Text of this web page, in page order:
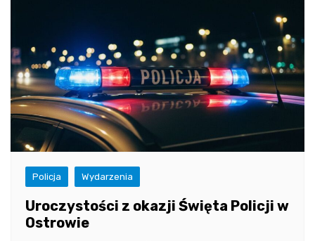
Policja Wydarzenia
Uroczystości z okazji Święta Policji w
Ostrowie